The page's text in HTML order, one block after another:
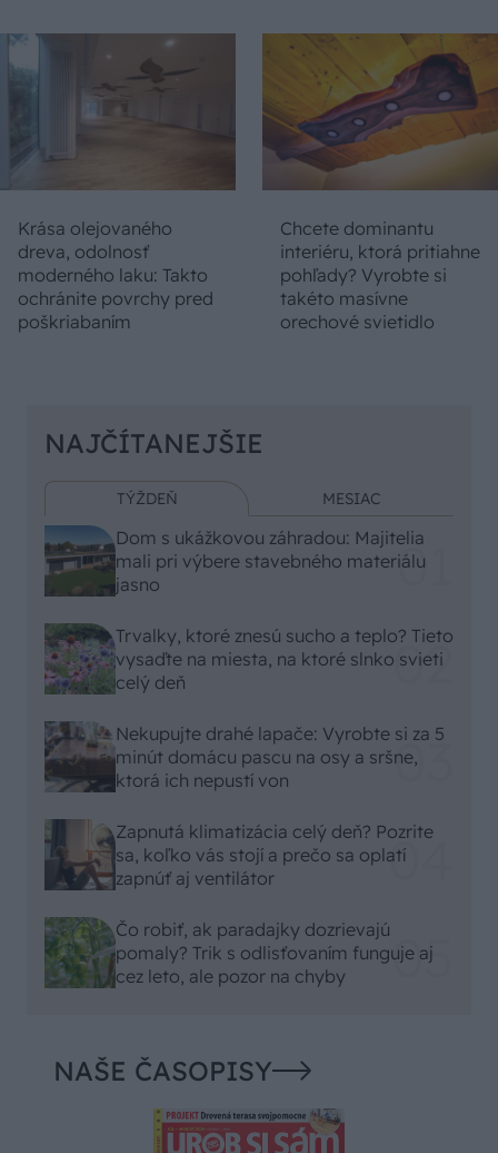
Krása olejovaného
dreva, odolnosť
moderného laku: Takto
ochránite povrchy pred
poškriabaním
Chcete dominantu
interiéru, ktorá pritiahne
pohľady? Vyrobte si
takéto masívne
orechové svietidlo
NAJČÍTANEJŠIE
TÝŽDEŇ MESIAC
Dom s ukážkovou záhradou: Majitelia
mali pri výbere stavebného materiálu
jasno
Trvalky, ktoré znesú sucho a teplo? Tieto
vysaďte na miesta, na ktoré slnko svieti
celý deň
Nekupujte drahé lapače: Vyrobte si za 5
minút domácu pascu na osy a sršne,
ktorá ich nepustí von
Zapnutá klimatizácia celý deň? Pozrite
sa, koľko vás stojí a prečo sa oplatí
zapnúť aj ventilátor
Čo robiť, ak paradajky dozrievajú
pomaly? Trik s odlisťovaním funguje aj
cez leto, ale pozor na chyby
NAŠE ČASOPISY